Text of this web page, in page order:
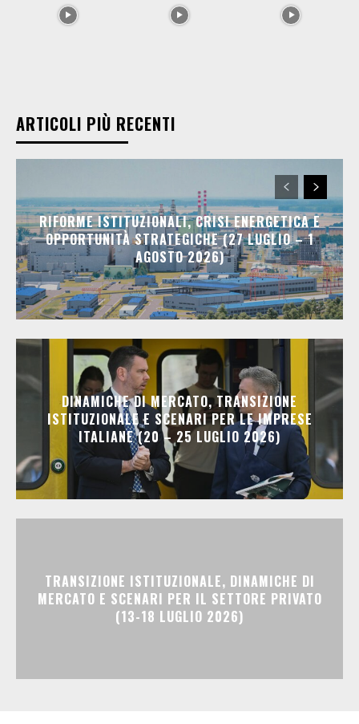
ARTICOLI PIÙ RECENTI
RIFORME ISTITUZIONALI, CRISI ENERGETICA E
OPPORTUNITÀ STRATEGICHE (27 LUGLIO – 1
AGOSTO 2026)
DINAMICHE DI MERCATO, TRANSIZIONE
ISTITUZIONALE E SCENARI PER LE IMPRESE
ITALIANE (20 – 25 LUGLIO 2026)
TRANSIZIONE ISTITUZIONALE, DINAMICHE DI
MERCATO E SCENARI PER IL SETTORE PRIVATO
(13-18 LUGLIO 2026)